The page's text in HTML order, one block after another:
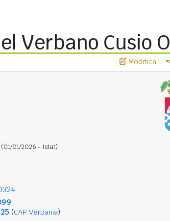
Verbano Cusio
Modifica
(01/01/2026 - Istat)
(CAP Verbania)